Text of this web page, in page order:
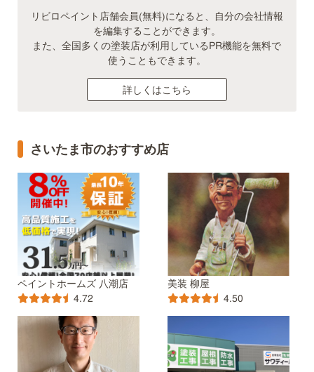
リビロペイント店舗会員(無料)になると、自分の会社情報
を編集することができます。
また、全国多くの塗装店が利用しているPR機能を無料で
使うこともできます。
詳しくはこちら
さいたま市のおすすめ店
ペイントホームズ 八潮店
4.72
美装 柳屋
4.50